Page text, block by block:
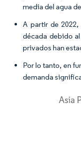
media del agua
A partir de
década debido
privados han
Por lo tanto, en
demanda